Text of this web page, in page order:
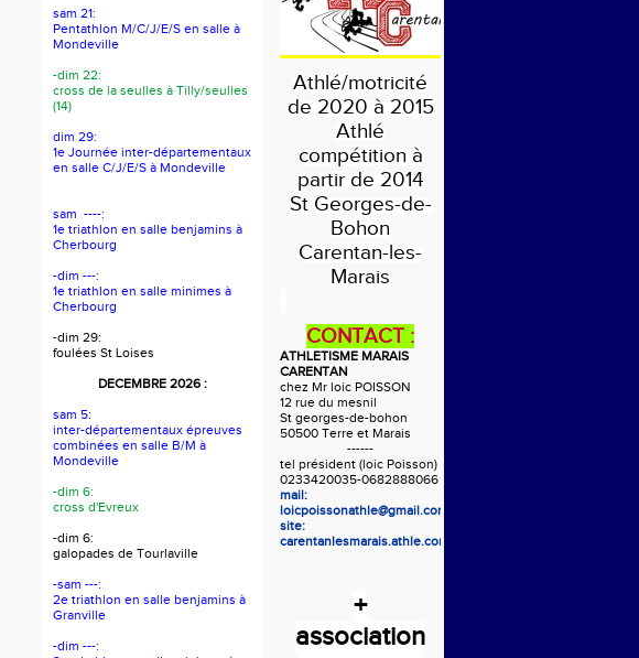
sam 21:
Pentathlon M/C/J/E/S en salle à
Mondeville
-dim 22:
cross de la seulles à Tilly/seulles
(14)
dim 29:
1e Journée inter-départementaux
en salle C/J/E/S à Mondeville
sam ----:
1e triathlon en salle benjamins à
Cherbourg
-dim ---:
1e triathlon en salle minimes à
Cherbourg
-dim 29:
foulées St Loises
DECEMBRE 2026 :
sam 5:
inter-départementaux épreuves
combinées en salle B/M à
Mondeville
-dim 6:
cross d'Evreux
-dim 6:
galopades de Tourlaville
-sam ---:
2e triathlon en salle benjamins à
Granville
-dim ---:
Athlé/motricité
de 2020 à 2015
Athlé
compétition à
partir de 2014
St Georges-de-
Bohon
Carentan-les-
Marais
CONTACT :
ATHLETISME MARAIS
CARENTAN
chez Mr loic POISSON
12 rue du mesnil
St georges-de-bohon
50500 Terre et Marais
------
tel président (loic Poisson)
0233420035-0682888066
mail:
loicpoissonathle@gmail.com
site:
carentanlesmarais.athle.com
+
association